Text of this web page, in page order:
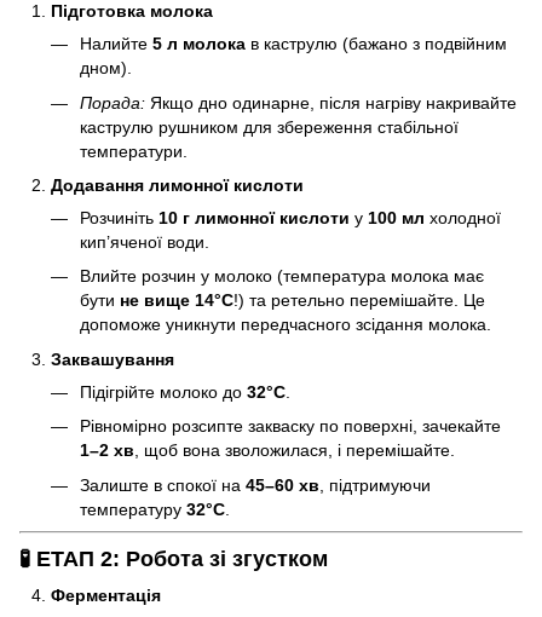
Підготовка молока
Налийте 5 л молока в каструлю (бажано з подвійним
дном).
Порада: Якщо дно одинарне, після нагріву накривайте
каструлю рушником для збереження стабільної
температури.
Додавання лимонної кислоти
Розчиніть 10 г лимонної кислоти у 100 мл холодної
кип’яченої води.
Влийте розчин у молоко (температура молока має
бути не вище 14°C!) та ретельно перемішайте. Це
допоможе уникнути передчасного зсідання молока.
Заквашування
Підігрійте молоко до 32°C
Рівномірно розсипте закваску по поверхні, зачекайте
1–2 хв, щоб вона зволожилася, і перемішайте.
Залиште в спокої на 45–60 хв , підтримуючи
температуру 32°C
🧪 ЕТАП 2: Робота зі згустком
Ферментація